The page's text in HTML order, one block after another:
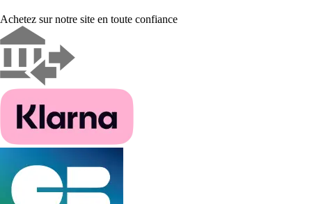
Achetez sur notre site en toute confiance